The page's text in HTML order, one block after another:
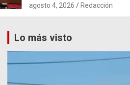
agosto 4, 2026 Redacción
Lo más visto